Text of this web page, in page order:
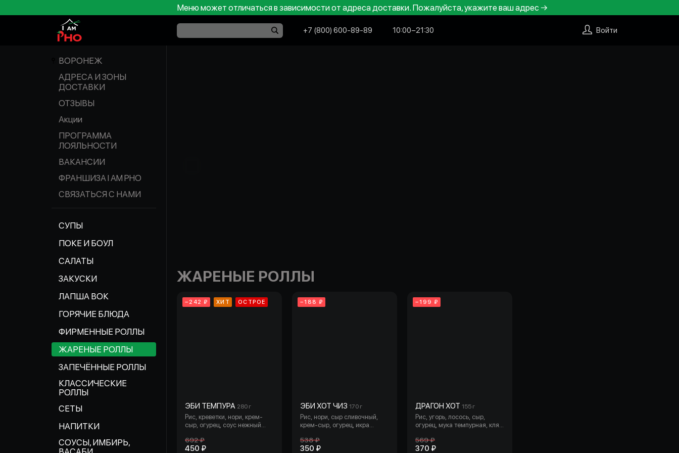
Меню может отличаться в зависимости от адреса доставки. Пожалуйста, укажите ваш адрес →
+7 (800) 600-89-89 10:00−21:30 Войти
ВОРОНЕЖ
АДРЕСА И ЗОНЫ
ДОСТАВКИ
ОТЗЫВЫ
Акции
ПРОГРАММА
ЛОЯЛЬНОСТИ
ВАКАНСИИ
ФРАНШИЗА I AM PHO
СВЯЗАТЬСЯ С НАМИ
СУПЫ
ПОКЕ И БОУЛ
САЛАТЫ
ЗАКУСКИ
ЛАПША ВОК
ГОРЯЧИЕ БЛЮДА
ФИРМЕННЫЕ РОЛЛЫ
ЖАРЕНЫЕ РОЛЛЫ
ЗАПЕЧЁННЫЕ РОЛЛЫ
КЛАССИЧЕСКИЕ
РОЛЛЫ
СЕТЫ
НАПИТКИ
СОУСЫ, ИМБИРЬ,
ЖАРЕНЫЕ РОЛЛЫ
−242 ₽ ХИТ ОСТРОЕ
ЭБИ ТЕМПУРА 280 г
Рис, креветки, нори, крем-
сыр, огурец, соус нежный
твердый, спайс соус, унаги
соус, кляр, сухари
692 ₽
450 ₽
−188 ₽
ЭБИ ХОТ ЧИЗ 170 г
Рис, нори, сыр сливочный,
крем-сыр, огурец, икра
темпурная, кляр, сухари
панировочные (5шт).
538 ₽
350 ₽
−199 ₽
ДРАГОН ХОТ 155 г
Рис, угорь, лосось, сыр,
огурец, мука темпурная, кляр,
569 ₽
370 ₽